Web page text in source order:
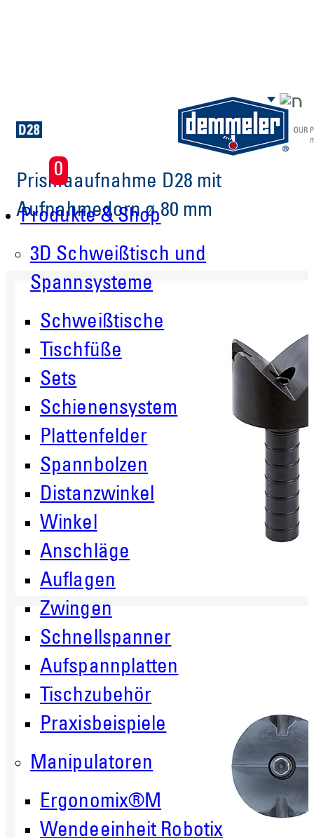
Zum Hauptinhalt springen
0
Produkte & Shop
3D Schweißtisch und
Spannsysteme
Schweißtische
Tischfüße
Sets
Schienensystem
Plattenfelder
Spannbolzen
Distanzwinkel
Winkel
Anschläge
Auflagen
Zwingen
Schnellspanner
Aufspannplatten
Tischzubehör
Praxisbeispiele
Manipulatoren
Ergonomix®M
Wendeeinheit Robotix
Prismaaufnahme D28 mit
Aufnahmedorn ø 80 mm